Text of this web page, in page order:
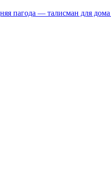
пагода — талисман для